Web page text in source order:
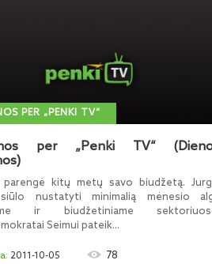
PER „PENKI TV“
per „Penki TV“
parengė kitų metų savo biudžetą.
siūlo nustatyti minimalią mėnesio
ir biudžetiniame
Seimui pateik...
2011-10-05 78